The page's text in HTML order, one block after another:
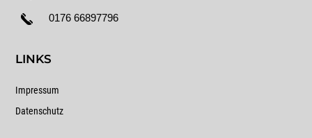
0176 66897796
LINKS
Impressum
Datenschutz